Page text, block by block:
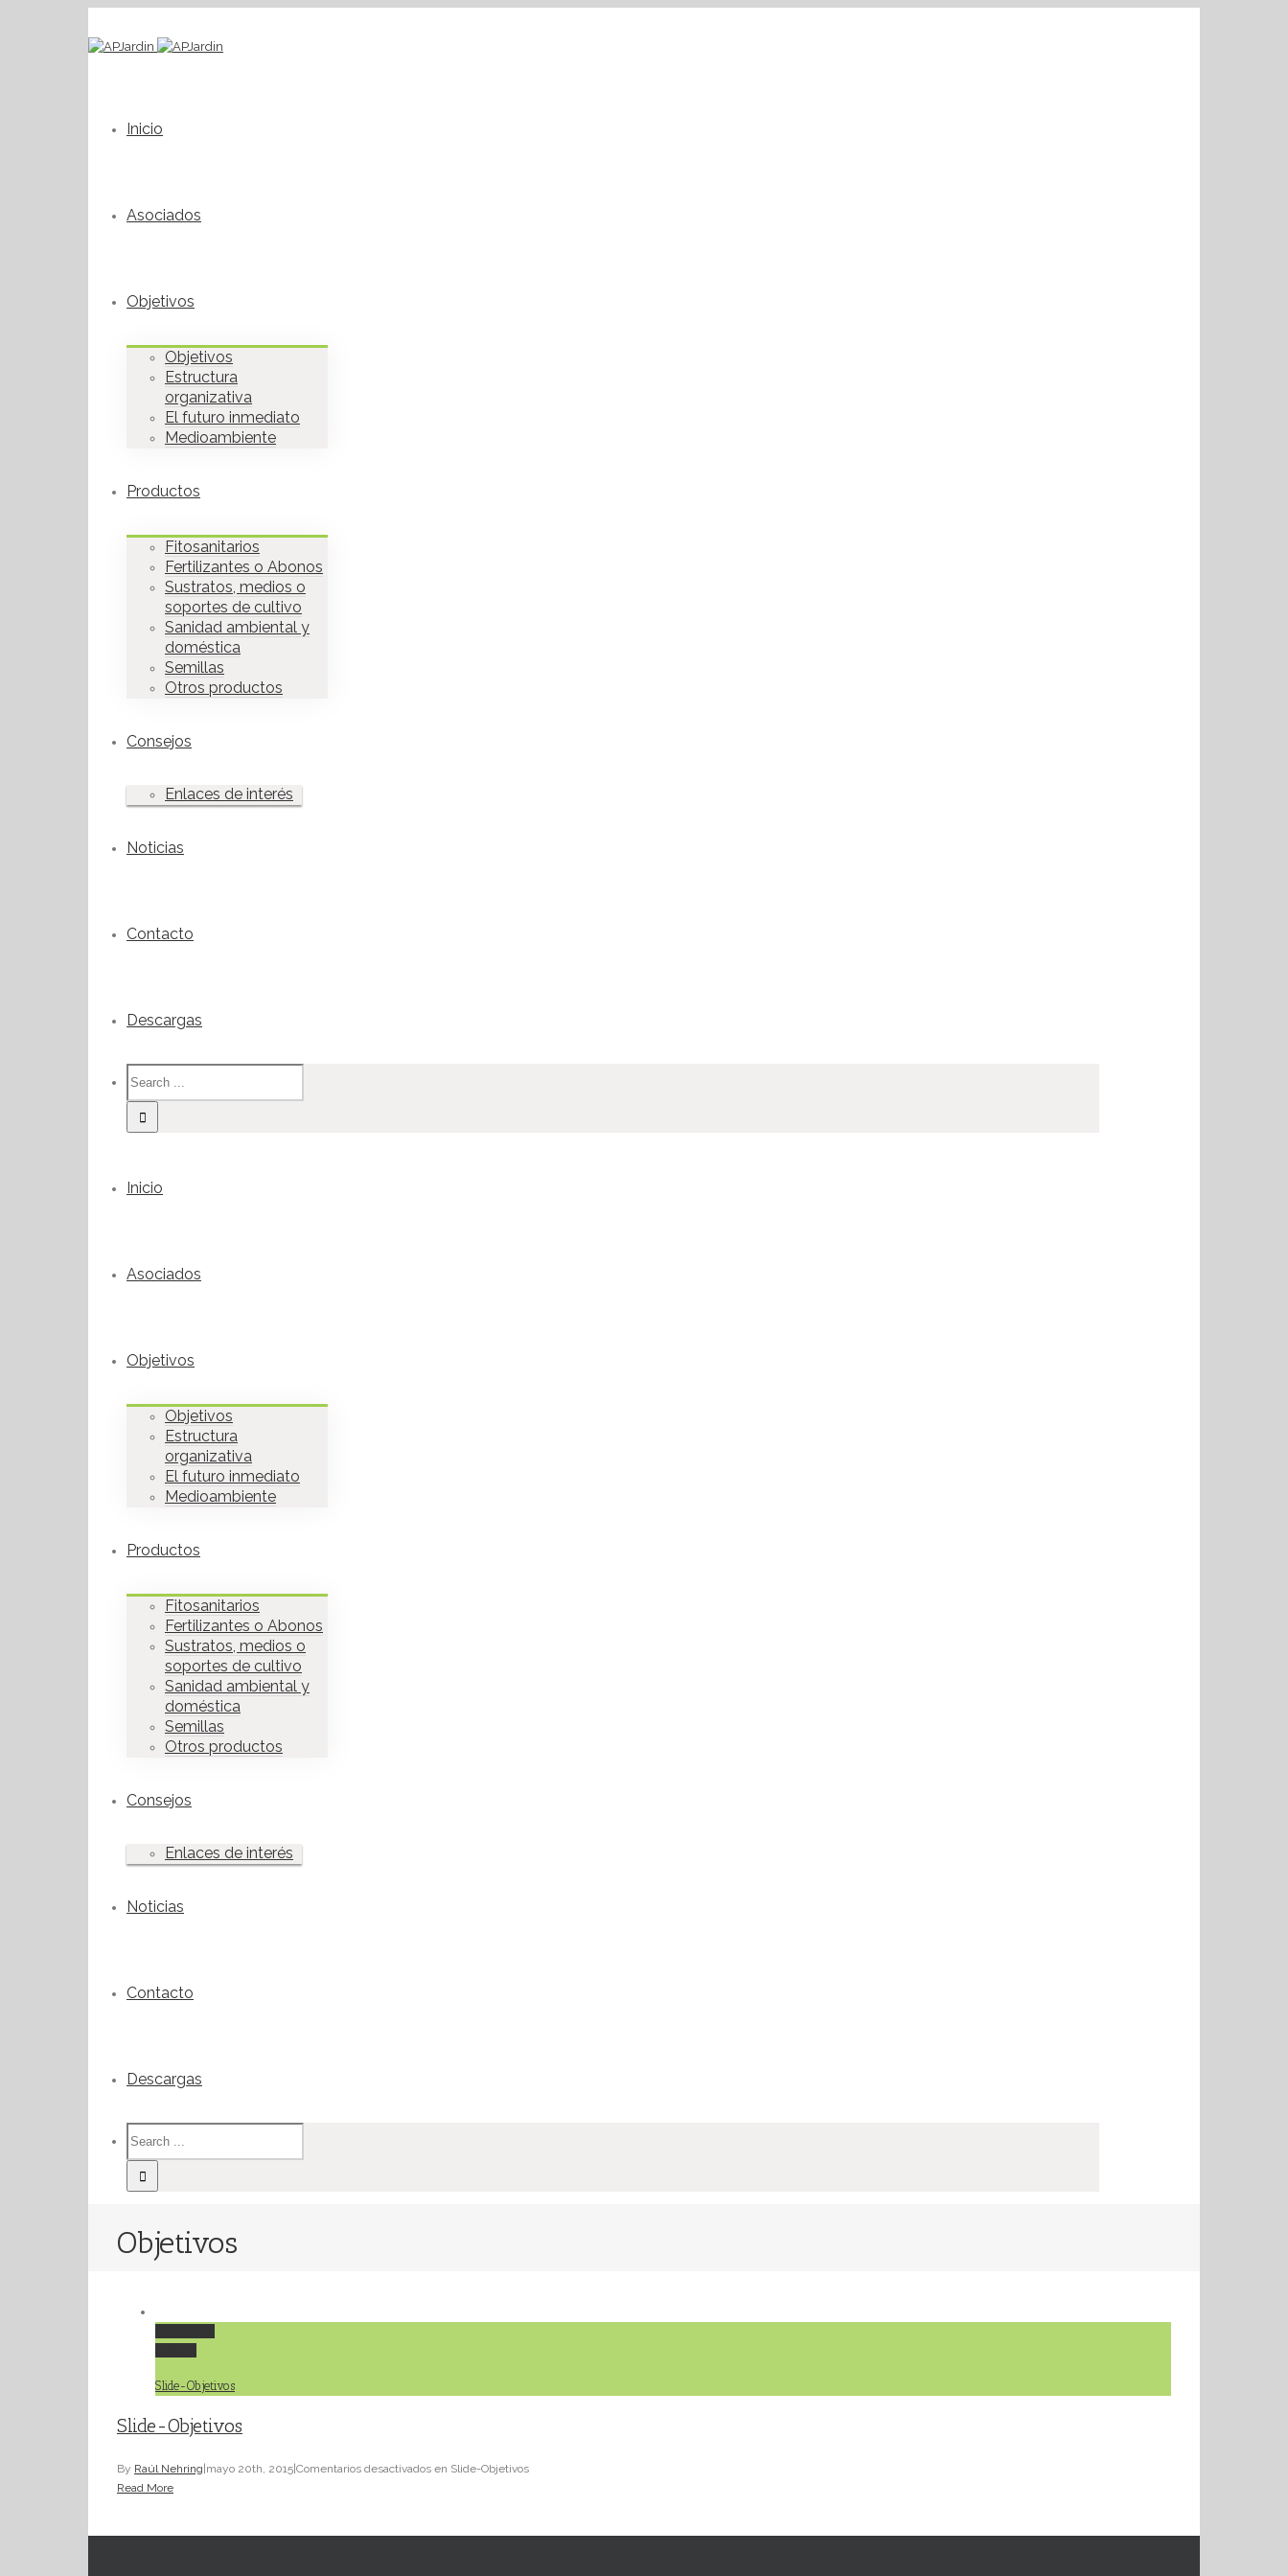
Inicio
Asociados
Objetivos
Objetivos
Estructura
organizativa
El futuro inmediato
Medioambiente
Productos
Fitosanitarios
Fertilizantes o Abonos
Sustratos, medios o
soportes de cultivo
Sanidad ambiental y
doméstica
Semillas
Otros productos
Consejos
Enlaces de interés
Noticias
Contacto
Descargas
Inicio
Asociados
Objetivos
Objetivos
Estructura
organizativa
El futuro inmediato
Medioambiente
Productos
Fitosanitarios
Fertilizantes o Abonos
Sustratos, medios o
soportes de cultivo
Sanidad ambiental y
doméstica
Semillas
Otros productos
Consejos
Enlaces de interés
Noticias
Contacto
Descargas
Objetivos
Slide-Objetivos
Slide-Objetivos
By Raúl Nehring mayo 20th, 2015 Comentarios desactivados en Slide-Objetivos
Read More